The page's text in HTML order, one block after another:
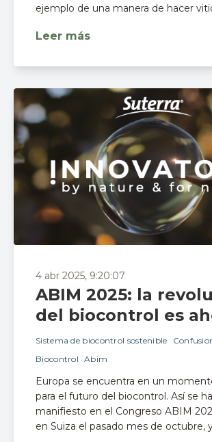
ejemplo de una manera de hacer
Leer más
4 abr 2025, 9:20:07
ABIM 2025: la
del biocontrol es
Sistema de biocontrol sostenible
Biocontrol Abim
Europa se encuentra en un
para el futuro del biocontrol. Así se
manifiesto en el Congreso ABIM
en Suiza el pasado mes de octubre,